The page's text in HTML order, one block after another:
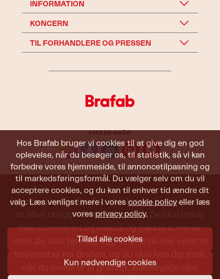
Hos Brafab bruger vi cookies til at give dig en god
oplevelse, når du besøger os, til statistik, så vi kan
forbedre vores hjemmeside, til annoncetilpasning og
til markedsføringsformål. Du vælger selv om du vil
acceptere cookies, og du kan til enhver tid ændre dit
valg. Læs venligst mere i vores cookie policy eller læs
vores privacy policy.
Tillad alle cookies
Kun nødvendige cookies
INFORMATION
KONCERN
TIL FORHANDLERE OG PRESSEN
Let's be social!
Havemøbler fra Brafab skal kunne holde til både
at blive brugt, siddet i og set på. De skal holde
hele sommeren og næste og næste sommer
med. Du skal føle dig tryg ved, at du har valgt et
når du inviterer til grillfest, krebsegilde eller